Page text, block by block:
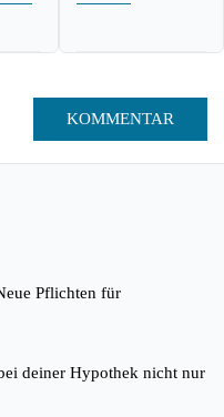
Pflichten für
deiner Hypothek nicht nur